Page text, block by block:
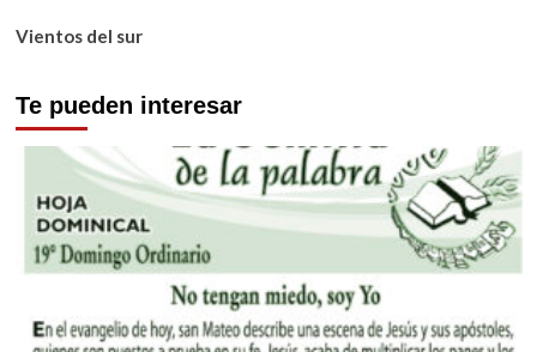
Vientos del sur
Te pueden interesar